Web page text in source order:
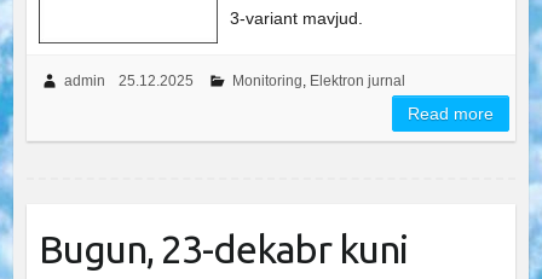
3-variant mavjud.
admin 25.12.2025 Monitoring, Elektron jurnal
Read more
Bugun, 23-dekabr kuni